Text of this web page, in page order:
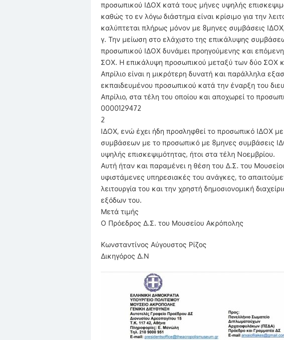
προσωπικού ΙΔΟΧ κατά τους μήνες υψηλής
καθώς το εν λόγω διάστημα είναι κρίσιμο για την
καλύπτεται πλήρως μόνον με 8μηνες συμβάσεις ΙΔΟΧ,
γ. Την μείωση στο ελάχιστο της επικάλυψης
προσωπικού ΙΔΟΧ δυνάμει προηγούμενης και
ΣΟΧ. Η επικάλυψη προσωπικού μεταξύ των δύο ΣΟΧ
Απρίλιο είναι η μικρότερη δυνατή και παράλληλα
εκπαιδευμένου προσωπικού κατά την έναρξη του
Απρίλιο, στα τέλη του οποίου και αποχωρεί το
0000129472
2
ΙΔΟΧ, ενώ έχει ήδη προσληφθεί το προσωπικό ΙΔΟΧ
συμβάσεων με το προσωπικό με 8μηνες συμβάσεις
υψηλής επισκεψιμότητας, ήτοι στα τέλη Νοεμβρίου.
Αυτή ήταν και παραμένει η θέση του Δ.Σ. του
υφιστάμενες υπηρεσιακές του ανάγκες, το
λειτουργία του και την χρηστή δημοσιονομική
εξόδων του.
Μετά τιμής
Ο Πρόεδρος Δ.Σ. του Μουσείου Ακρόπολης
Κωνσταντίνος Αύγουστος Ρίζος
Δικηγόρος Δ.Ν